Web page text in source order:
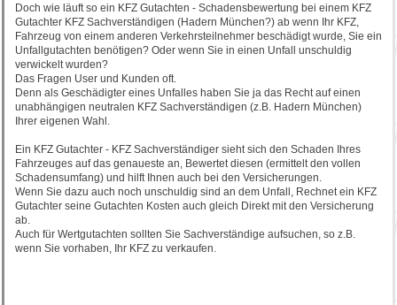
Doch wie läuft so ein KFZ Gutachten - Schadensbewertung bei einem KFZ
Gutachter KFZ Sachverständigen (Hadern München?) ab wenn Ihr KFZ,
Fahrzeug von einem anderen Verkehrsteilnehmer beschädigt wurde, Sie ein
Unfallgutachten benötigen? Oder wenn Sie in einen Unfall unschuldig
verwickelt wurden?
Das Fragen User und Kunden oft.
Denn als Geschädigter eines Unfalles haben Sie ja das Recht auf einen
unabhängigen neutralen KFZ Sachverständigen (z.B. Hadern München)
Ihrer eigenen Wahl.
Ein KFZ Gutachter - KFZ Sachverständiger sieht sich den Schaden Ihres
Fahrzeuges auf das genaueste an, Bewertet diesen (ermittelt den vollen
Schadensumfang) und hilft Ihnen auch bei den Versicherungen.
Wenn Sie dazu auch noch unschuldig sind an dem Unfall, Rechnet ein KFZ
Gutachter seine Gutachten Kosten auch gleich Direkt mit den Versicherung
ab.
Auch für Wertgutachten sollten Sie Sachverständige aufsuchen, so z.B.
wenn Sie vorhaben, Ihr KFZ zu verkaufen.